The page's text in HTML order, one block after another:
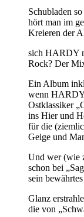
Schubladen
hört man im
Kreieren der
sich HARDY
Rock? Der
Ein Album
wenn HARDY
Ostklassiker
ins Hier und
für die
Geige und
Und wer (wie
schon bei
sein
Glanz
die von